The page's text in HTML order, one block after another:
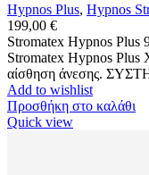
Hypnos Plus, Hypnos
199,00 €
Stromatex Hypnos Plus
Stromatex Hypnos Plus
αίσθηση άνεσης.
Add to wishlist
Προσθήκη στο καλάθι
Quick view